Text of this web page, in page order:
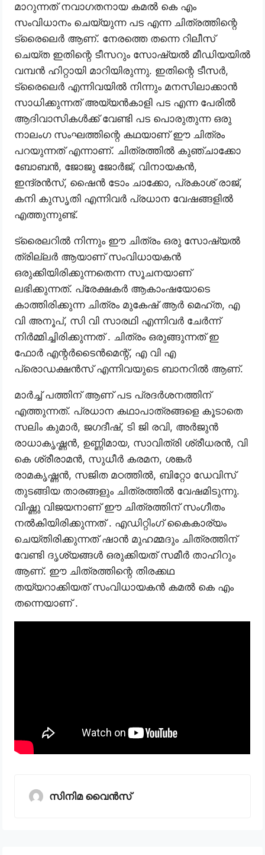
മാറുന്നത് നവാഗതനായ കമൽ കെ എം
സംവിധാനം ചെയ്യുന്ന പട എന്ന ചിത്രത്തിന്റെ
ട്രൈലെർ ആണ്. നേരത്തെ തന്നെ റിലീസ്
ചെയ്ത ഇതിന്റെ ടീസറും സോഷ്യൽ മീഡിയയിൽ
വമ്പൻ ഹിറ്റായി മാറിയിരുന്നു. ഇതിന്റെ ടീസർ,
ട്രൈലെർ എന്നിവയിൽ നിന്നും മനസിലാക്കാൻ
സാധിക്കുന്നത് അയ്യൻ‌കാളി പട എന്ന പേരിൽ
ആദിവാസികൾക്ക് വേണ്ടി പട പൊരുതുന്ന ഒരു
നാലംഗ സംഘത്തിന്റെ കഥയാണ് ഈ ചിത്രം
പറയുന്നത് എന്നാണ്. ചിത്രത്തിൽ കുഞ്ചാക്കോ
ബോബൻ, ജോജു ജോർജ്, വിനായകൻ,
ഇന്ദ്രൻസ്, ഷൈൻ ടോം ചാക്കോ, പ്രകാശ് രാജ്,
കനി കുസൃതി എന്നിവർ പ്രധാന വേഷങ്ങളിൽ
എത്തുന്നുണ്ട്.
ട്രൈലറിൽ നിന്നും ഈ ചിത്രം ഒരു സോഷ്യൽ
ത്രില്ലർ ആയാണ് സംവിധായകൻ
ഒരുക്കിയിരിക്കുന്നതെന്ന സൂചനയാണ്
ലഭിക്കുന്നത്. പ്രേക്ഷകർ ആകാംഷയോടെ
കാത്തിരിക്കുന്ന ചിത്രം മുകേഷ് ആർ മെഹ്ത, എ
വി അനൂപ്, സി വി സാരഥി എന്നിവർ ചേർന്ന്
നിർമ്മിച്ചിരിക്കുന്നത് . ചിത്രം ഒരുങ്ങുന്നത് ഇ
ഫോർ എന്റർടൈൻമെന്റ്, എ വി എ
പ്രൊഡക്ഷൻസ് എന്നിവയുടെ ബാനറിൽ ആണ്.
മാർച്ച് പത്തിന് ആണ് പട പ്രദർശനത്തിന്
എത്തുന്നത്. പ്രധാന കഥാപാത്രങ്ങളെ കൂടാതെ
സലിം കുമാർ, ജഗദീഷ്, ടി ജി രവി, അർജുൻ
രാധാകൃഷ്ണൻ, ഉണ്ണിമായ, സാവിത്രി ശ്രീധരൻ, വി
കെ ശ്രീരാമൻ, സുധീർ കരമന, ശങ്കർ
രാമകൃഷ്ണൻ, സജിത മഠത്തിൽ, ബിറ്റോ ഡേവിസ്
തുടങ്ങിയ താരങ്ങളും ചിത്രത്തിൽ വേഷമിടുന്നു.
വിഷ്ണു വിജയനാണ് ഈ ചിത്രത്തിന് സംഗീതം
നൽകിയിരിക്കുന്നത് . എഡിറ്റിംഗ് കൈകാര്യം
ചെയ്തിരിക്കുന്നത് ഷാൻ മുഹമ്മദും ചിത്രത്തിന്
വേണ്ടി ദൃശ്യങ്ങൾ ഒരുക്കിയത് സമീർ താഹിറും
ആണ്. ഈ ചിത്രത്തിന്റെ തിരക്കഥ
തയ്യറാക്കിയത് സംവിധായകൻ കമൽ കെ എം
തന്നെയാണ് .
സിനിമ വൈൻസ്